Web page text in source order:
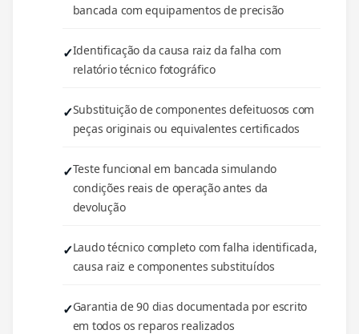
bancada com equipamentos de precisão
Identificação da causa raiz da falha com
relatório técnico fotográfico
Substituição de componentes defeituosos com
peças originais ou equivalentes certificados
Teste funcional em bancada simulando
condições reais de operação antes da
devolução
Laudo técnico completo com falha identificada,
causa raiz e componentes substituídos
Garantia de 90 dias documentada por escrito
em todos os reparos realizados